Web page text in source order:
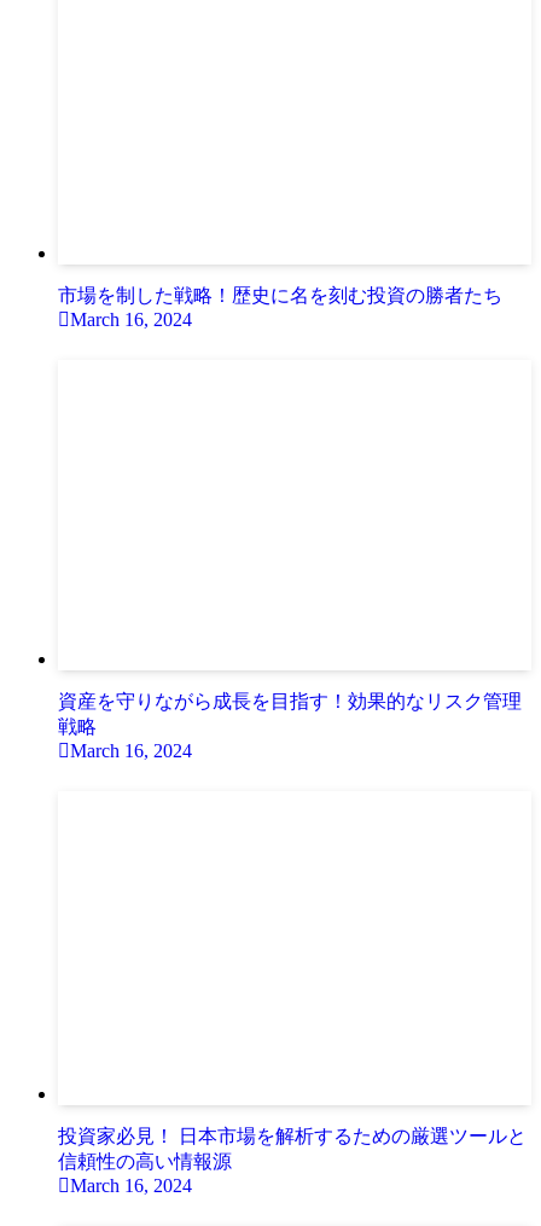
市場を制した戦略！歴史に名を刻む投資の勝者たち
March 16, 2024
資産を守りながら成長を目指す！効果的なリスク管理
戦略
March 16, 2024
投資家必見！ 日本市場を解析するための厳選ツールと
信頼性の高い情報源
March 16, 2024